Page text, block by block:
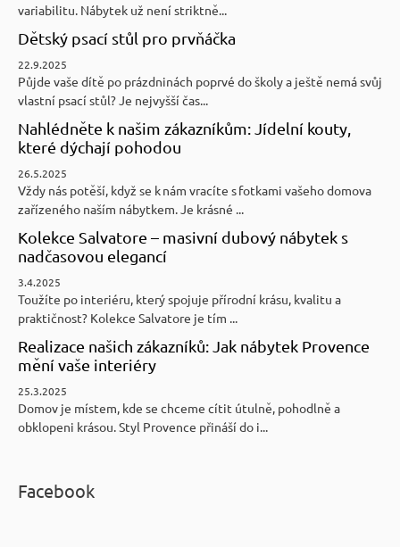
variabilitu. Nábytek už není striktně...
Dětský psací stůl pro prvňáčka
22.9.2025
Půjde vaše dítě po prázdninách poprvé do školy a ještě nemá svůj
vlastní psací stůl? Je nejvyšší čas...
Nahlédněte k našim zákazníkům: Jídelní kouty,
které dýchají pohodou
26.5.2025
Vždy nás potěší, když se k nám vracíte s fotkami vašeho domova
zařízeného naším nábytkem. Je krásné ...
Kolekce Salvatore – masivní dubový nábytek s
nadčasovou elegancí
3.4.2025
Toužíte po interiéru, který spojuje přírodní krásu, kvalitu a
praktičnost? Kolekce Salvatore je tím ...
Realizace našich zákazníků: Jak nábytek Provence
mění vaše interiéry
25.3.2025
Domov je místem, kde se chceme cítit útulně, pohodlně a
obklopeni krásou. Styl Provence přináší do i...
Facebook